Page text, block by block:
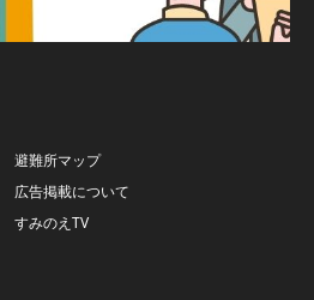
避難所マップ
広告掲載について
すみのえTV